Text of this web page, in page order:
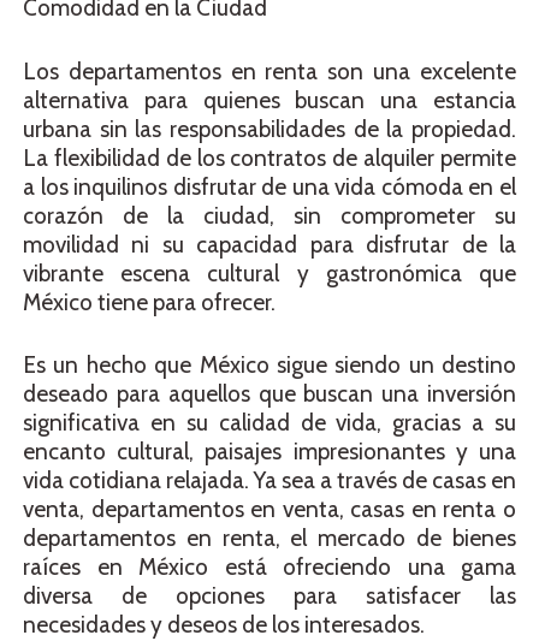
Comodidad en la Ciudad
Los departamentos en renta son una excelente
alternativa para quienes buscan una estancia
urbana sin las responsabilidades de la propiedad.
La flexibilidad de los contratos de alquiler permite
a los inquilinos disfrutar de una vida cómoda en el
corazón de la ciudad, sin comprometer su
movilidad ni su capacidad para disfrutar de la
vibrante escena cultural y gastronómica que
México tiene para ofrecer.
Es un hecho que México sigue siendo un destino
deseado para aquellos que buscan una inversión
significativa en su calidad de vida, gracias a su
encanto cultural, paisajes impresionantes y una
vida cotidiana relajada. Ya sea a través de casas en
venta, departamentos en venta, casas en renta o
departamentos en renta, el mercado de bienes
raíces en México está ofreciendo una gama
diversa de opciones para satisfacer las
necesidades y deseos de los interesados.